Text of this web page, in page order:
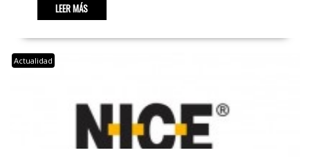
LEER MÁS
Actualidad